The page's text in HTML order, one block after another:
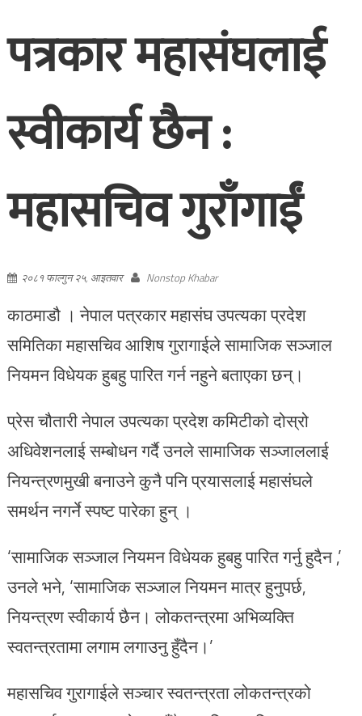
पत्रकार महासंघलाई
स्वीकार्य छैन :
महासचिव गुराँगाईं
२०८१ फाल्गुन २५, आइतवार Nonstop Khabar
काठमाडौ । नेपाल पत्रकार महासंघ उपत्यका प्रदेश
समितिका महासचिव आशिष गुरागाईले सामाजिक सञ्जाल
नियमन विधेयक हुबहु पारित गर्न नहुने बताएका छन्।
प्रेस चौतारी नेपाल उपत्यका प्रदेश कमिटीको दोस्रो
अधिवेशनलाई सम्बोधन गर्दै उनले सामाजिक सञ्जाललाई
नियन्त्रणमुखी बनाउने कुनै पनि प्रयासलाई महासंघले
समर्थन नगर्ने स्पष्ट पारेका हुन् ।
‘सामाजिक सञ्जाल नियमन विधेयक हुबहु पारित गर्नु हुदैन ,’
उनले भने, ‘सामाजिक सञ्जाल नियमन मात्र हुनुपर्छ,
नियन्त्रण स्वीकार्य छैन। लोकतन्त्रमा अभिव्यक्ति
स्वतन्त्रतामा लगाम लगाउनु हुँदैन।’
महासचिव गुरागाईले सञ्चार स्वतन्त्रता लोकतन्त्रको